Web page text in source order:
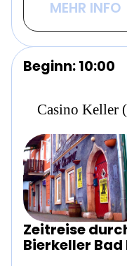
MEHR INFO
Beginn: 10:00
Casino Keller
Zeitreise
Bierkeller